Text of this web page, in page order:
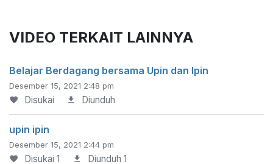
VIDEO TERKAIT LAINNYA
Belajar Berdagang bersama Upin dan Ipin
Desember 15, 2021 2:48 pm
Disukai Diunduh
upin ipin
Desember 15, 2021 2:44 pm
Disukai 1 Diunduh 1